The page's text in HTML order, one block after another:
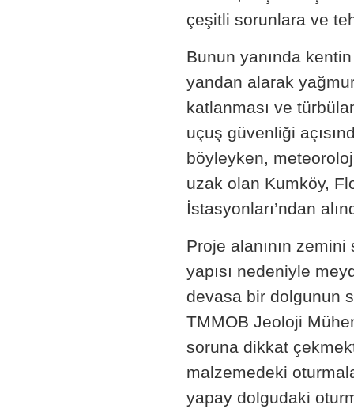
çeşitli sorunlara ve
Bunun yanında
yandan alarak
katlanması ve
uçuş güvenliği
böyleyken,
uzak olan Kumköy,
İstasyonları’ndan
Proje alanının
yapısı nedeniyle
devasa bir dolgunun
TMMOB Jeoloji
soruna dikkat
malzemedeki
yapay dolgudaki